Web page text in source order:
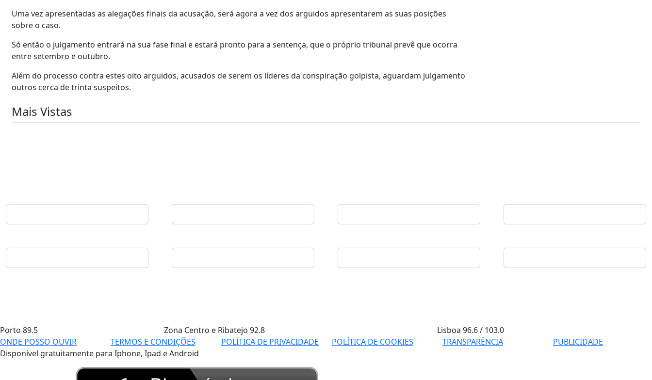
Uma vez apresentadas as alegações finais da acusação, será agora a vez dos arguidos apresentarem as suas posições
sobre o caso.
Só então o julgamento entrará na sua fase final e estará pronto para a sentença, que o próprio tribunal prevê que ocorra
entre setembro e outubro.
Além do processo contra estes oito arguidos, acusados de serem os líderes da conspiração golpista, aguardam julgamento
outros cerca de trinta suspeitos.
Mais Vistas
Porto 89.5 Zona Centro e Ribatejo 92.8 Lisboa96.6 / 103.0
ONDE POSSO OUVIR
TERMOS E CONDIÇÕES POLÍTICA DE PRIVACIDADE POLÍTICA DE COOKIES TRANSPARÊNCIA
PUBLICIDADE
Disponível gratuitamente para Iphone, Ipad e Android